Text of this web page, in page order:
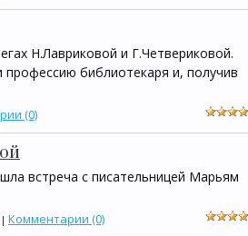
Н.Лавриковой и Г.Четвериковой.
библиотекаря и, получив
(0)
встреча с писательницей Марьям
| Комментарии (0)